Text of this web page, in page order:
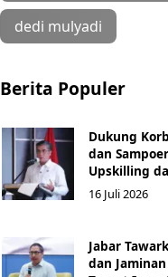
dedi mulyadi
Berita Populer
Dukung
dan
Upskilling
16 Juli 2026
Jabar
dan